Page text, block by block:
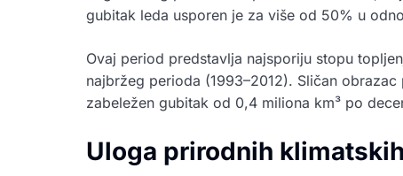
gubitak leda usporen je za više od 50% u
Ovaj period predstavlja najsporiju stopu
najbržeg perioda (1993–2012). Sličan
zabeležen gubitak od 0,4 miliona km³ po
Uloga prirodnih